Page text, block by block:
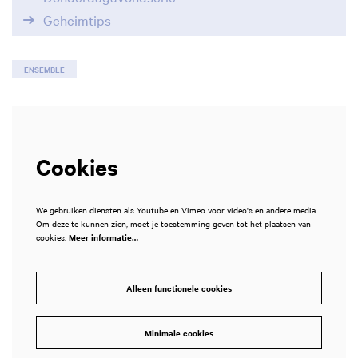
Geheimtips
ENSEMBLE
Cookies
We gebruiken diensten als Youtube en Vimeo voor video's en andere media.
Om deze te kunnen zien, moet je toestemming geven tot het plaatsen van
cookies. Meer informatie…
Alleen functionele cookies
Minimale cookies